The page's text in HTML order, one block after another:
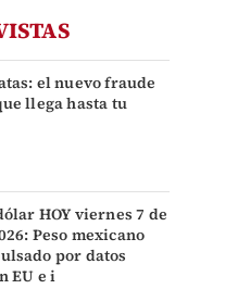
el nuevo fraude
llega hasta tu
HOY viernes 7 de
Peso mexicano
por datos
EU e i